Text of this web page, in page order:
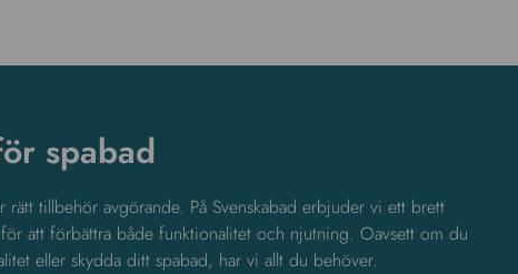
spabad
tillbehör avgörande. På Svenskabad erbjuder vi ett brett
att förbättra både funktionalitet och njutning. Oavsett om du
eller skydda ditt spabad, har vi allt du behöver.